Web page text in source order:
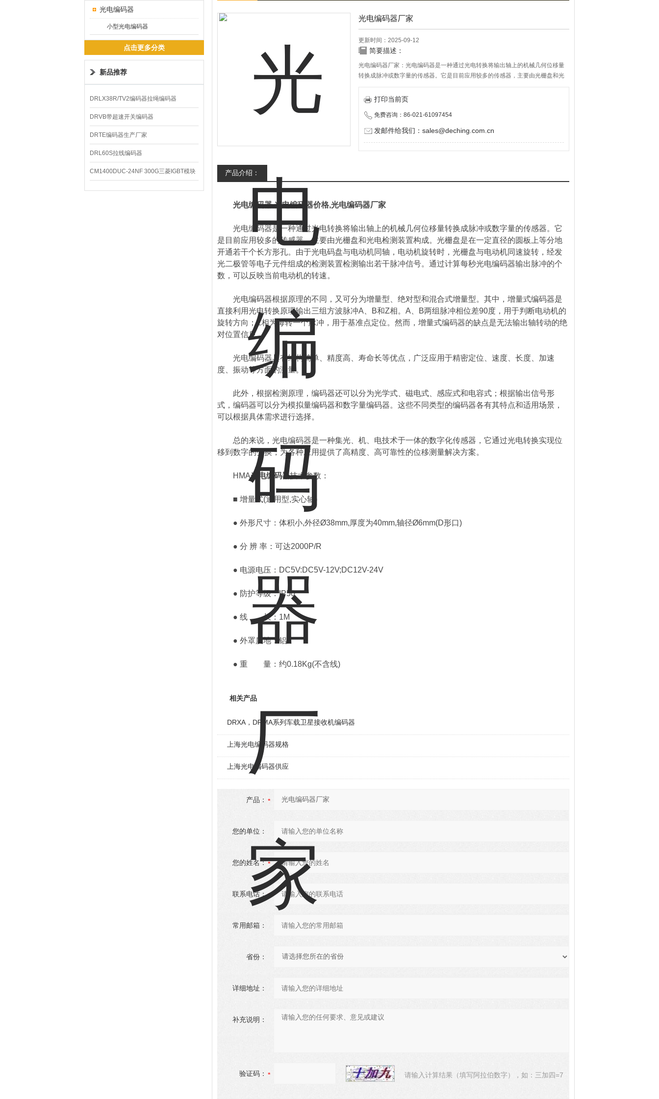
光电编码器
小型光电编码器
点击更多分类
新品推荐
DRLX38R/TV2编码器拉绳编码器
DRVB带超速开关编码器
DRTE编码器生产厂家
DRL60S拉线编码器
CM1400DUC-24NF 300G三菱IGBT模块
光电编码器厂家
更新时间：2025-09-12
简要描述：
光电编码器厂家：光电编码器是一种通过光电转换将输出轴上的机械几何位移量
转换成脉冲或数字量的传感器。它是目前应用较多的传感器，主要由光栅盘和光
电检测装置构成。
打印当前页
免费咨询：86-021-61097454
发邮件给我们：sales@deching.com.cn
产品介绍：
光电编码器,光电编码器价格,光电编码器厂家
光电编码器是一种通过光电转换将输出轴上的机械几何位移量转换成脉冲或数字量的传感器。它
是目前应用较多的传感器，主要由光栅盘和光电检测装置构成。光栅盘是在一定直径的圆板上等分地
开通若干个长方形孔。由于光电码盘与电动机同轴，电动机旋转时，光栅盘与电动机同速旋转，经发
光二极管等电子元件组成的检测装置检测输出若干脉冲信号。通过计算每秒光电编码器输出脉冲的个
数，可以反映当前电动机的转速。
光电编码器根据原理的不同，又可分为增量型、绝对型和混合式增量型。其中，增量式编码器是
直接利用光电转换原理输出三组方波脉冲A、B和Z相。A、B两组脉冲相位差90度，用于判断电动机的
旋转方向；Z相为每转一个脉冲，用于基准点定位。然而，增量式编码器的缺点是无法输出轴转动的绝
对位置信息。
光电编码器具有结构简单、精度高、寿命长等优点，广泛应用于精密定位、速度、长度、加速
度、振动等方面的测量。
此外，根据检测原理，编码器还可以分为光学式、磁电式、感应式和电容式；根据输出信号形
式，编码器可以分为模拟量编码器和数字量编码器。这些不同类型的编码器各有其特点和适用场景，
可以根据具体需求进行选择。
总的来说，光电编码器是一种集光、机、电技术于一体的数字化传感器，它通过光电转换实现位
移到数字的变换，为各种应用提供了高精度、高可靠性的位移测量解决方案。
HMA光电编码器技术参数：
■ 增量式(通用型,实心轴)
● 外形尺寸：体积小,外径Ø38mm,厚度为40mm,轴径Ø6mm(D形口)
● 分 辨 率：可达2000P/R
● 电源电压：DC5V:DC5V-12V;DC12V-24V
● 防护等级：IP50
● 线 长：1M
● 外罩质地：铝
● 重 量：约0.18Kg(不含线)
相关产品
DRXA，DRMA系列车载卫星接收机编码器
上海光电编码器规格
上海光电编码器供应
产品：
您的单位：
您的姓名：
联系电话：
常用邮箱：
省份：
详细地址：
补充说明：
验证码： 请输入计算结果（填写阿拉伯数字），如：三加四=7